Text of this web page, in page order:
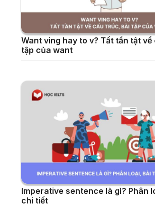
Want ving hay to v? Tất tần tật
tập của want
Imperative sentence là gì? Phân
chi tiết